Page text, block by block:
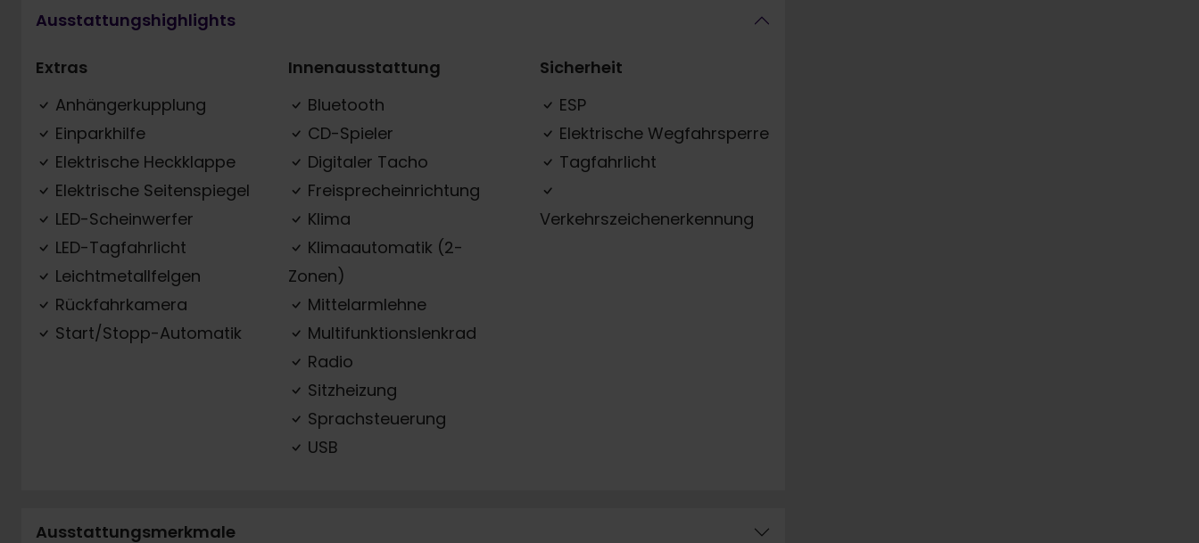
Ausstattungshighlights
Extras
Anhängerkupplung
Einparkhilfe
Elektrische Heckklappe
Elektrische Seitenspiegel
LED-Scheinwerfer
LED-Tagfahrlicht
Leichtmetallfelgen
Rückfahrkamera
Start/Stopp-Automatik
Innenausstattung
Bluetooth
CD-Spieler
Digitaler Tacho
Freisprecheinrichtung
Klima
Klimaautomatik (2-
Zonen)
Mittelarmlehne
Multifunktionslenkrad
Radio
Sitzheizung
Sprachsteuerung
USB
Sicherheit
ESP
Elektrische Wegfahrsperre
Tagfahrlicht
Verkehrszeichenerkennung
Ausstattungsmerkmale